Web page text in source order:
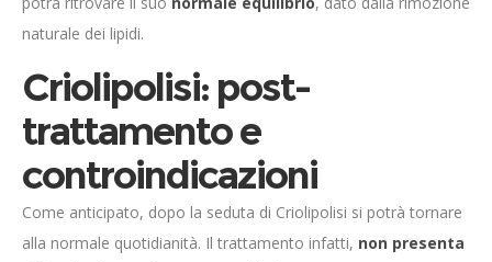
naturale dei lipidi.
Criolipolisi: post-
trattamento e
controindicazioni
Come anticipato, dopo la seduta di Criolipolisi si potrà tornare
alla normale quotidianità. Il trattamento infatti, non presenta